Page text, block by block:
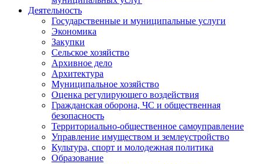
Деятельность
Государственные и муниципальные услуги
Экономика
Закупки
Сельское хозяйство
Архивное дело
Архитектура
Муниципальное хозяйство
Оценка регулирующего воздействия
Гражданская оборона, ЧС и общественная
безопасность
Территориально-общественное самоуправление
Управление имуществом и землеустройство
Культура, спорт и молодежная политика
Образование